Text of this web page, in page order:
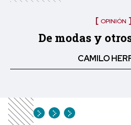
OPINIÓN
De modas y
CAMILO